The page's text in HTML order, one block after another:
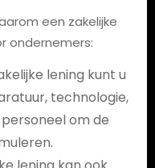
een zakelijke
ondernemers:
lening kunt u
technologie,
om de